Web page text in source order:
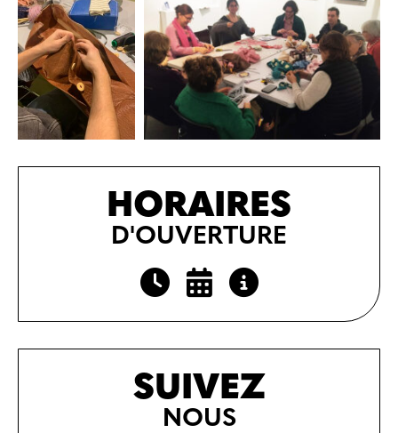
HORAIRES
D'OUVERTURE
SUIVEZ
NOUS